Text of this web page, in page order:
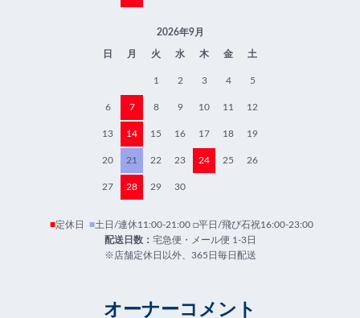
2026年9月
日 月 火 水 木 金 土
1 2 3 4 5
6 7 8 9 10 11 12
13 14 15 16 17 18 19
20 21 22 23 24 25 26
27 28 29 30
■定休日 ■土日/連休11:00-21:00 □平日/飛び石祝16:00-23:00
配送日数： 宅急便・メール便 1-3日
※店舗定休日以外、365日毎日配送
オーナーコメント